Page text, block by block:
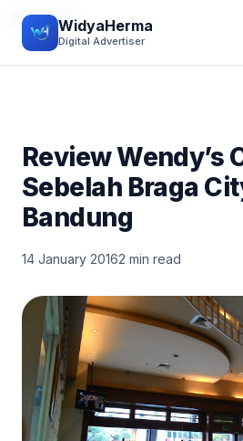
WidyaHerma
Digital Advertiser
KULINER
Review Wendy’s
Sebelah Braga
Bandung
14 January 20162 min read